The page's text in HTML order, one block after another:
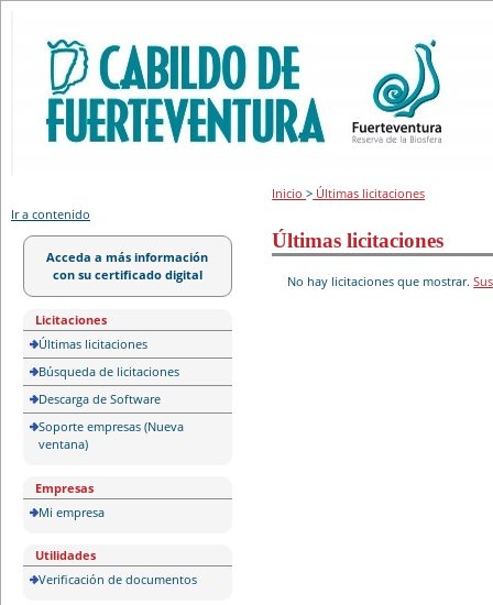
Ir a contenido
Acceda a más información
con su certificado digital
Licitaciones
Últimas licitaciones
Búsqueda de licitaciones
Descarga de Software
Soporte empresas (Nueva
ventana)
Empresas
Mi empresa
Utilidades
Verificación de documentos
Inicio> Últimas licitaciones
Últimas licitaciones
No hay licitaciones que mostrar.